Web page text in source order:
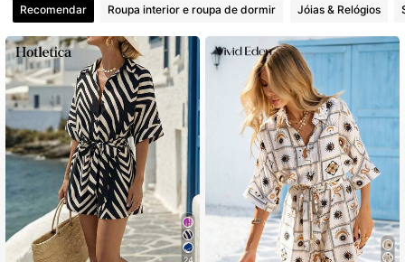
4,87 1.1M Seguidores
4,87 1.1M Seguidores
4,87 1.1M Seguidores
4,87 1.1M Seguidores
Recomendar Roupa interior e roupa de dormir Jóias & Relógios
24